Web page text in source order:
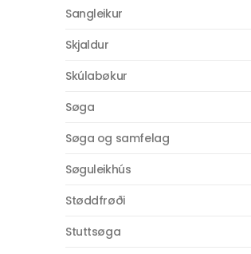
Sangleikur
Skjaldur
Skúlabøkur
Søga
Søga og samfelag
Søguleikhús
Støddfrøði
Stuttsøga